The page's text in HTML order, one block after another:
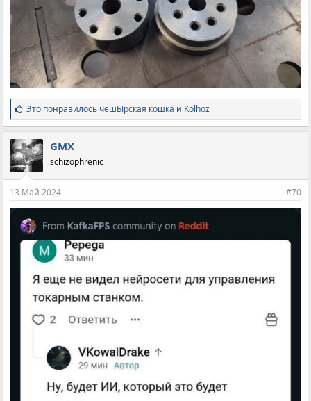
С
и
м
п
а
т
и
:
Это понравилось чешЫрская кошка и Kolhoz
GMX
schizophrenic
13 Май 2024 #70